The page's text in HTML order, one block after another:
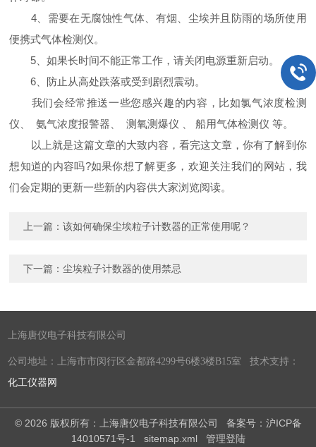
4、需要在无腐蚀性气体、有烟、尘埃并且防雨的场所使用
便携式气体检测仪。
5、如果长时间不能正常工作，请关闭电源重新启动。
6、防止从高处跌落或受到剧烈震动。
我们会经常推送一些您感兴趣的内容，比如氯气浓度检测
仪、 氨气浓度报警器、 测氧测爆仪 、 船用气体检测仪 等。
以上就是这篇文章的大致内容，看完这文章，你有了解到你
想知道的内容吗?如果你想了解更多，欢迎关注我们的网站，我
们会定期的更新一些新的内容供大家浏览阅读。
上一篇：该如何确保尘埃粒子计数器的正常使用呢？
下一篇：尘埃粒子计数器的使用禁忌
上海唐仪电子科技有限公司
公司地址：上海市市闵行区金都路4299号6楼3楼B15室 技术支持：
化工仪器网
© 2026 版权所有：上海唐仪电子科技有限公司 备案号：沪ICP备
14010571号-1
sitemap.xml 管理登陆